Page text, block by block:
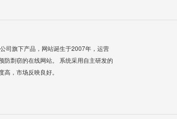
司旗下产品，网站诞生于2007年，运营
防剽窃的在线网站。 系统采用自主研发的
，市场反映良好。